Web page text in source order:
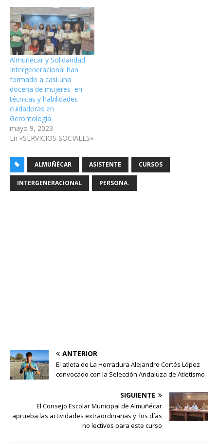
Almuñécar y Solidaridad
Intergeneracional han
formado a casi una
docena de mujeres en
técnicas y habilidades
cuidadoras en
Gerontología
mayo 9, 2023
En «SERVICIOS SOCIALES»
ALMUÑÉCAR ASISTENTE CURSOS
INTERGENERACIONAL PERSONA.
ANTERIOR
El atleta de La Herradura Alejandro Cortés López
convocado con la Selección Andaluza de Atletismo
SIGUIENTE
El Consejo Escolar Municipal de Almuñécar
aprueba las actividades extraordinarias y los días
no lectivos para este curso